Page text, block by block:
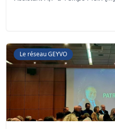
Le réseau GEYVO